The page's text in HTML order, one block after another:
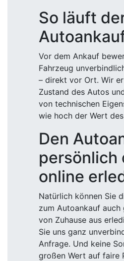
So läuft
Vor dem Ankauf
Fahrzeug
– direkt vor Ort. Wir
Zustand des Autos
von technischen
wie hoch der Wert
Den
persönlich
online
Natürlich können Sie
zum Autoankauf auch
von Zuhause aus
Sie uns ganz
Anfrage. Und keine
großen Wert auf faire